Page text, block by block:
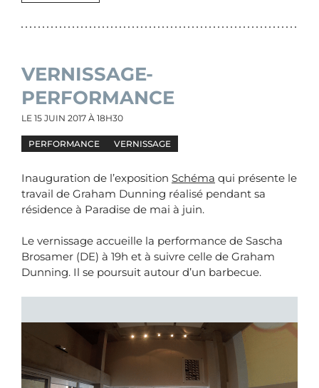
VERNISSAGE-
PERFORMANCE
LE 15 JUIN 2017 À 18H30
PERFORMANCE VERNISSAGE
Inauguration de l’exposition Schéma qui présente le
travail de Graham Dunning réalisé pendant sa
résidence à Paradise de mai à juin.
Le vernissage accueille la performance de Sascha
Brosamer (DE) à 19h et à suivre celle de Graham
Dunning. Il se poursuit autour d’un barbecue.